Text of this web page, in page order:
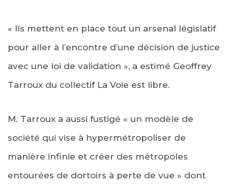
« Ils mettent en place tout un arsenal législatif
pour aller à l’encontre d’une décision de justice
avec une loi de validation », a estimé Geoffrey
Tarroux du collectif La Voie est libre.
M. Tarroux a aussi fustigé « un modèle de
société qui vise à hypermétropoliser de
manière infinie et créer des métropoles
entourées de dortoirs à perte de vue » dont